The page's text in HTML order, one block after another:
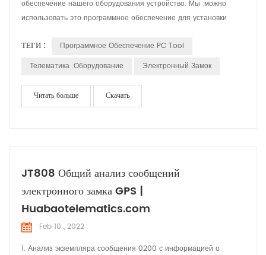
обеспечение нашего оборудования устройство. Мы .можно
использовать это программное обеспечение для установки
М
ТЕГИ :
Программное Обеспечение PC Tool
Телематика .оборудование
Электронный Замок
Читать больше Скачать
JT808 Общий анализ сообщений
электронного замка GPS |
Huabaotelematics.com
Feb 10 , 2022
1. Анализ экземпляра сообщения 0200 с информацией о